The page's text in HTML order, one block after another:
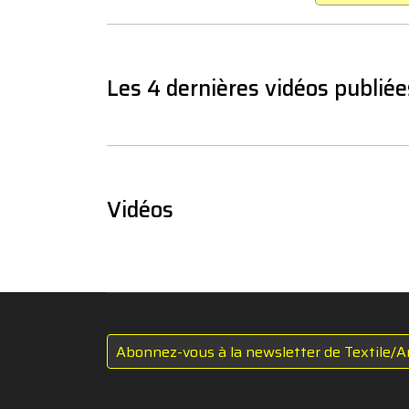
Les 4 dernières vidéos
Vidéos
Abonnez-vous à la newsletter de Textile/